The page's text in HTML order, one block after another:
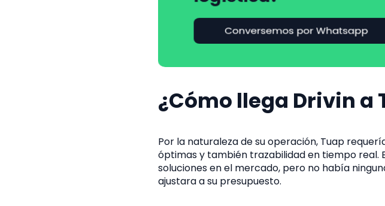
¿Cómo llega Drivin a
Por la naturaleza de su operación, Tuap
óptimas y también trazabilidad en tiempo real.
soluciones en el mercado, pero no había
ajustara a su presupuesto.